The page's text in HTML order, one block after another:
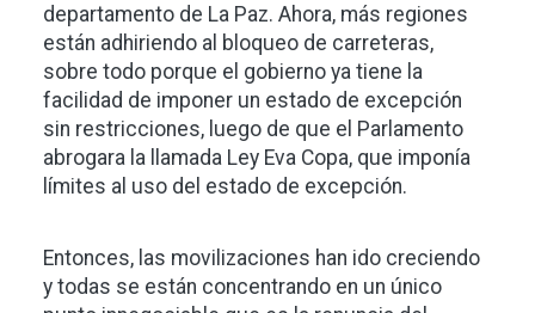
departamento de La Paz. Ahora, más regiones
están adhiriendo al bloqueo de carreteras,
sobre todo porque el gobierno ya tiene la
facilidad de imponer un estado de excepción
sin restricciones, luego de que el Parlamento
abrogara la llamada Ley Eva Copa, que imponía
límites al uso del estado de excepción.
Entonces, las movilizaciones han ido creciendo
y todas se están concentrando en un único